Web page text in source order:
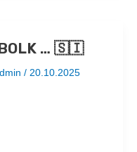
… 🇸🇮
/ 20.10.2025